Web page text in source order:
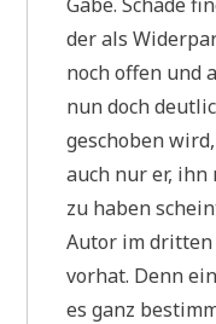
der als
noch offen und
nun doch
geschoben
auch nur er, ihn
zu haben
Autor im dritten
vorhat. Denn
es ganz